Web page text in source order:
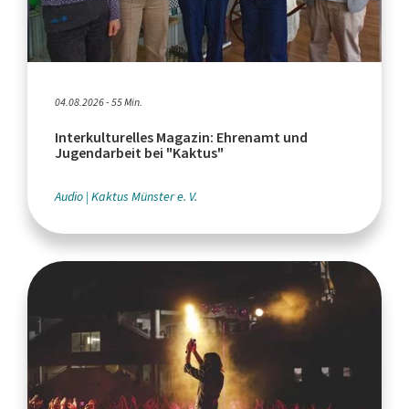
04.08.2026 - 55 Min.
Interkulturelles Magazin: Ehrenamt und
Jugendarbeit bei "Kaktus"
Audio Kaktus Münster e. V.